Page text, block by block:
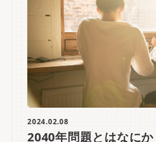
2024.02.08
2040年問題とはなにか